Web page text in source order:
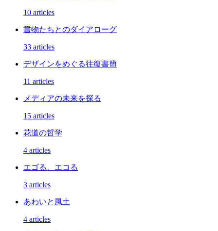
10 articles
書物たちとのダイアローグ
33 articles
デザインをめぐる往復書簡
11 articles
メディアの未来を探る
15 articles
花道の哲学
4 articles
エゴる、エコる
3 articles
あわいと風土
4 articles